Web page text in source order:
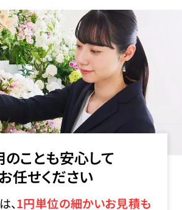
のことも安心して
お任せください
、1円単位の細かいお見積も